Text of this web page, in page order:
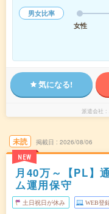
男女比率
女性
気になる!
派遣会社
未読
NEW
掲載日 2026/08/06
月40万～【PL】
ム運用保守
土日祝日が休み WEB登